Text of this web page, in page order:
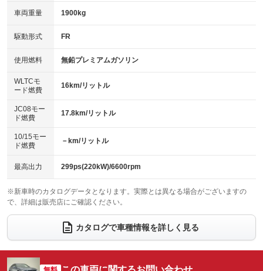
アイドリングストップ
：装備なし
USB入力端子
：装備あり
100V電源
：装備あり
センターデフロック
：装備なし
電動格納ミラー
：装備なし
HID(キセノンライト)
バックカメラ
エアロ
：装備なし
ローダウン
：装備なし
ベンチシート
：装備なし
チップアップシート
：装備なし
電動格納サードシート
：装備なし シートヒーター
：装備あり
ウォークスルー
電動リアゲート フロントカメラ
：装備なし
シートエアコン
：装備あり 全周囲カメラ
：装備あり
車両重量 1900kg
駆動形式 FR
使用燃料 無鉛プレミアムガソリン
WLTCモ
ード燃費
16km/リットル
JC08モー
ド燃費
17.8km/リットル
10/15モー
ド燃費
－km/リットル
最高出力 299ps(220kW)/6600rpm
※新車時のカタログデータとなります。実際とは異なる場合がございますの
で、詳細は販売店にご確認ください。
カタログで車種情報を詳しく見る